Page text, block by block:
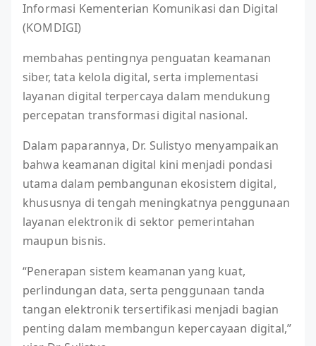
Informasi Kementerian Komunikasi dan Digital
(KOMDIGI)
membahas pentingnya penguatan keamanan
siber, tata kelola digital, serta implementasi
layanan digital terpercaya dalam mendukung
percepatan transformasi digital nasional.
Dalam paparannya, Dr. Sulistyo menyampaikan
bahwa keamanan digital kini menjadi pondasi
utama dalam pembangunan ekosistem digital,
khususnya di tengah meningkatnya penggunaan
layanan elektronik di sektor pemerintahan
maupun bisnis.
“Penerapan sistem keamanan yang kuat,
perlindungan data, serta penggunaan tanda
tangan elektronik tersertifikasi menjadi bagian
penting dalam membangun kepercayaan digital,”